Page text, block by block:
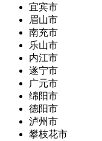
宜宾市
眉山市
南充市
乐山市
内江市
遂宁市
广元市
绵阳市
德阳市
泸州市
攀枝花市